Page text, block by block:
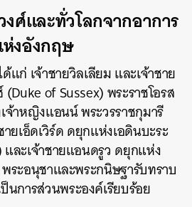
ศ์และทั่วโลกจากอาการ
งอังกฤษ
แก่ เจ้าชายวิลเลียม และเจ้าชาย
of Sussex) พระราชโอรส
จ้าหญิงแอนน์ พระวรราชกุมารี
ยเอ็ดเวิร์ด ดยุกแห่งเอดินบะระ
ละเจ้าชายแอนดรูว ดยุกแห่ง
ระอนุชาและพระกนิษฐารับทราบ
นการส่วนพระองค์เรียบร้อย